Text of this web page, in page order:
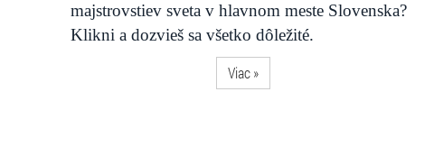
majstrovstiev sveta v hlavnom meste Slovenska?
Klikni a dozvieš sa všetko dôležité.
Viac »